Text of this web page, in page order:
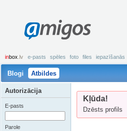
amigos
inbox .lv e-pasts spēles foto files iepazīšanās
Blogi Atbildes
Kļūda!
Dzēsts profils
Autorizācija
E-pasts
Parole